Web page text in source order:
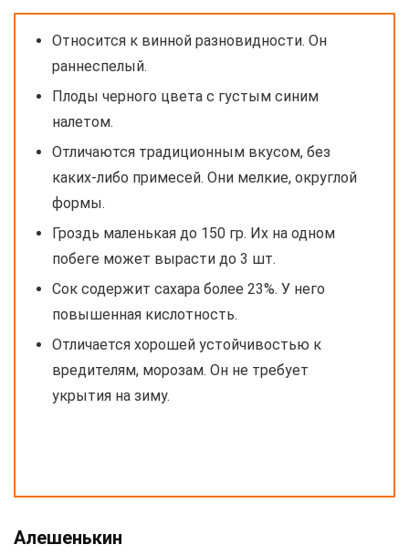
Относится к винной разновидности. Он
раннеспелый.
Плоды черного цвета с густым синим
налетом.
Отличаются традиционным вкусом, без
каких-либо примесей. Они мелкие, округлой
формы.
Гроздь маленькая до 150 гр. Их на одном
побеге может вырасти до 3 шт.
Сок содержит сахара более 23%. У него
повышенная кислотность.
Отличается хорошей устойчивостью к
вредителям, морозам. Он не требует
укрытия на зиму.
Алешенькин